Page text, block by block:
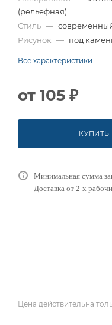
(рельефная)
Стиль —
Рисунок — под
Все характеристики
от 105 ₽
КУПИТЬ
Минимальная сумма
Доставка от 2-х
Цена действительна